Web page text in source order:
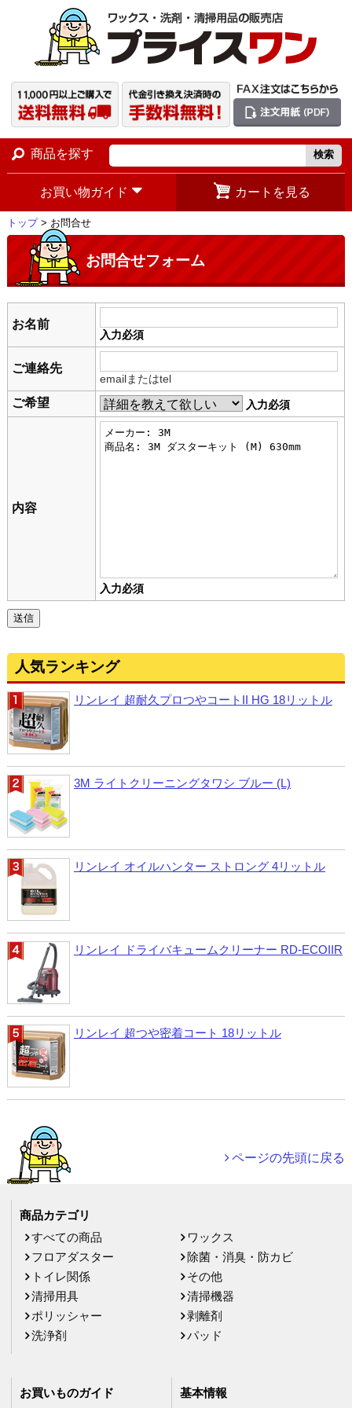
商品を探す
カートを見る
お買い物ガイド
トップ> お問合せ
お問合せフォーム
お名前
入力必須
ご連絡先
emailまたはtel
ご希望 入力必須
内容
入力必須
人気ランキング
リンレイ 超耐久プロつやコートII HG 18リットル
3M ライトクリーニングタワシ ブルー (L)
リンレイ オイルハンター ストロング 4リットル
リンレイ ドライバキュームクリーナー RD-ECOIIR
リンレイ 超つや密着コート 18リットル
ページの先頭に戻る
商品カテゴリ
すべての商品
ワックス
フロアダスター
除菌・消臭・防カビ
トイレ関係
その他
清掃用具
清掃機器
ポリッシャー
剥離剤
洗浄剤
パッド
お買いものガイド
基本情報